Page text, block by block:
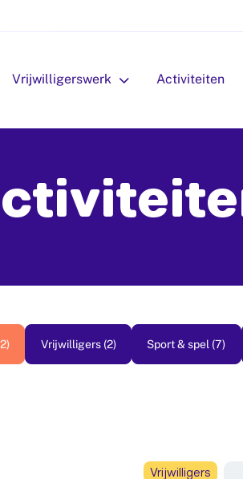
Diensten
Vrijwilligerswerk openSubmenu:
Activiteiten
Vrijwilligers (2) Sport & spel (7)
Vrijwilligers